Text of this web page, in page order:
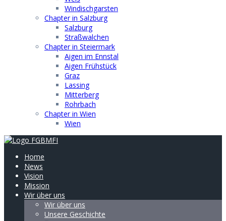
Windischgarsten
Chapter in Salzburg
Salzburg
Straßwalchen
Chapter in Steiermark
Aigen im Ennstal
Aigen Frühstück
Graz
Lassing
Mitterberg
Rohrbach
Chapter in Wien
Wien
Home
News
Vision
Mission
Wir über uns
Wir über uns
Unsere Geschichte